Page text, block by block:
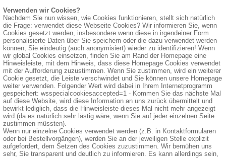
Verwenden wir Cookies?
Nachdem Sie nun wissen, wie Cookies funktionieren, stellt sich natürlich
die Frage: verwendet diese Webseite Cookies? Wir informieren Sie, wenn
Cookies gesetzt werden, insbesondere wenn diese in irgendeiner Form
personalisierte Daten über Sie speichern oder die dazu verwendet werden
können, Sie eindeutig (auch anonymisiert) wieder zu identifizieren! Wenn
wir global Cookies einsetzen, finden Sie am Rand der Homepage eine
Hinweisleiste, mit dem Hinweis, dass diese Homepage Cookies verwendet
mit der Aufforderung zuzustimmen. Wenn Sie zustimmen, wird ein weiterer
Cookie gesetzt, die Leiste verschwindet und Sie können unsere Homepage
weiter verwenden. Folgender Wert wird dabei in Ihrem Internetprogramm
gespeichert: wsspecialcookiesaccepted=1 - Kommen Sie das nächste Mal
auf diese Website, wird diese Information an uns zurück übermittelt und
bewirkt lediglich, dass die Hinweisleiste dieses Mal nicht mehr angezeigt
wird (da es natürlich sehr lästig wäre, wenn Sie auf jeder einzelnen Seite
zustimmen müssten).
Wenn nur einzelne Cookies verwendet werden (z.B. in Kontaktformularen
oder bei Bestellvorgängen), werden Sie an der jeweiligen Stelle explizit
aufgefordert, dem Setzen des Cookies zuzustimmen. Wir bemühen uns
sehr, Sie transparent und deutlich zu informieren. Es kann allerdings sein,